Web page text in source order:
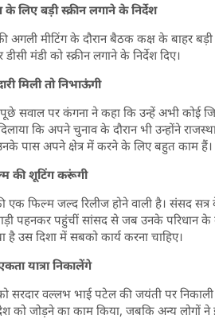
के लिए बड़ी स्क्रीन लगाने के निर्देश
अगली मीटिंग के दौरान बैठक कक्ष के बाहर
मंडी को स्क्रीन लगाने के निर्देश दिए।
मिली तो निभाऊंगी
सवाल पर कंगना ने कहा कि उन्हें अभी कोई
कि अपने चुनाव के दौरान भी उन्होंने
पास अपने क्षेत्र में करने के लिए बहुत काम हैं।
की शूटिंग करूंगी
एक फिल्म जल्द रिलीज होने वाली है। संसद
पहनकर पहुंचीं सांसद से जब उनके परिधान के
उस दिशा में सबको कार्य करना चाहिए।
यात्रा निकालेंगे
वल्लभ भाई पटेल की जयंती पर निकाली
को जोड़ने का काम किया, जबकि अन्य लोगों ने